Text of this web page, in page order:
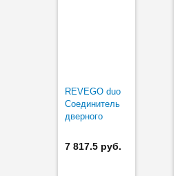
REVEGO duo
Соединитель
дверного
цоколя левый
7 817.5 руб.